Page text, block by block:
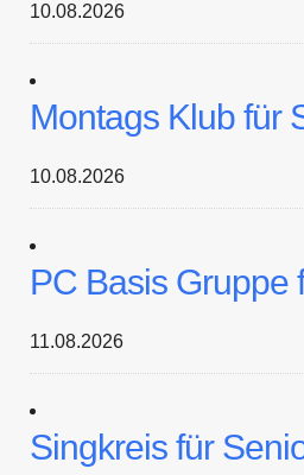
10.08.2026
Montags Klub für
10.08.2026
PC Basis Gruppe
11.08.2026
Singkreis für